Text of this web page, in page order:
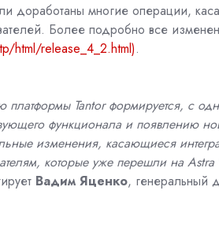
доработаны многие операции,
Более подробно все
html/release_4_2.html).
платформы Tantor формируется, с
функционала и появлению
изменения, касающиеся
которые уже перешли на
Вадим Яценко, генеральный